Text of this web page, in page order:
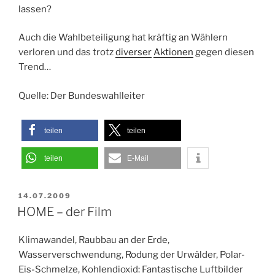
lassen?
Auch die Wahlbeteiligung hat kräftig an Wählern
verloren und das trotzdiverserAktionen gegen diesen
Trend…
Quelle: Der Bundeswahlleiter
teilen teilen
teilen E-Mail
VERÖFFENTLICHT
AM
14.07.2009
HOME – der Film
Klimawandel, Raubbau an der Erde,
Wasserverschwendung, Rodung der Urwälder, Polar-
Eis-Schmelze, Kohlendioxid: Fantastische Luftbilder